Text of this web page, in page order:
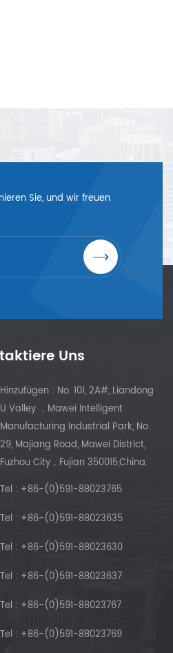
Sie, und wir freuen
Uns
Hinzufügen : No. 101, 2A#, Liandong
U Valley ，Mawei Intelligent
Manufacturing Industrial Park, No.
29, Majiang Road, Mawei District,
Fuzhou City，Fujian 350015,China.
Tel : +86-(0)591-88023765
Tel : +86-(0)591-88023635
Tel : +86-(0)591-88023630
Tel : +86-(0)591-88023637
Tel : +86-(0)591-88023767
Tel : +86-(0)591-88023769